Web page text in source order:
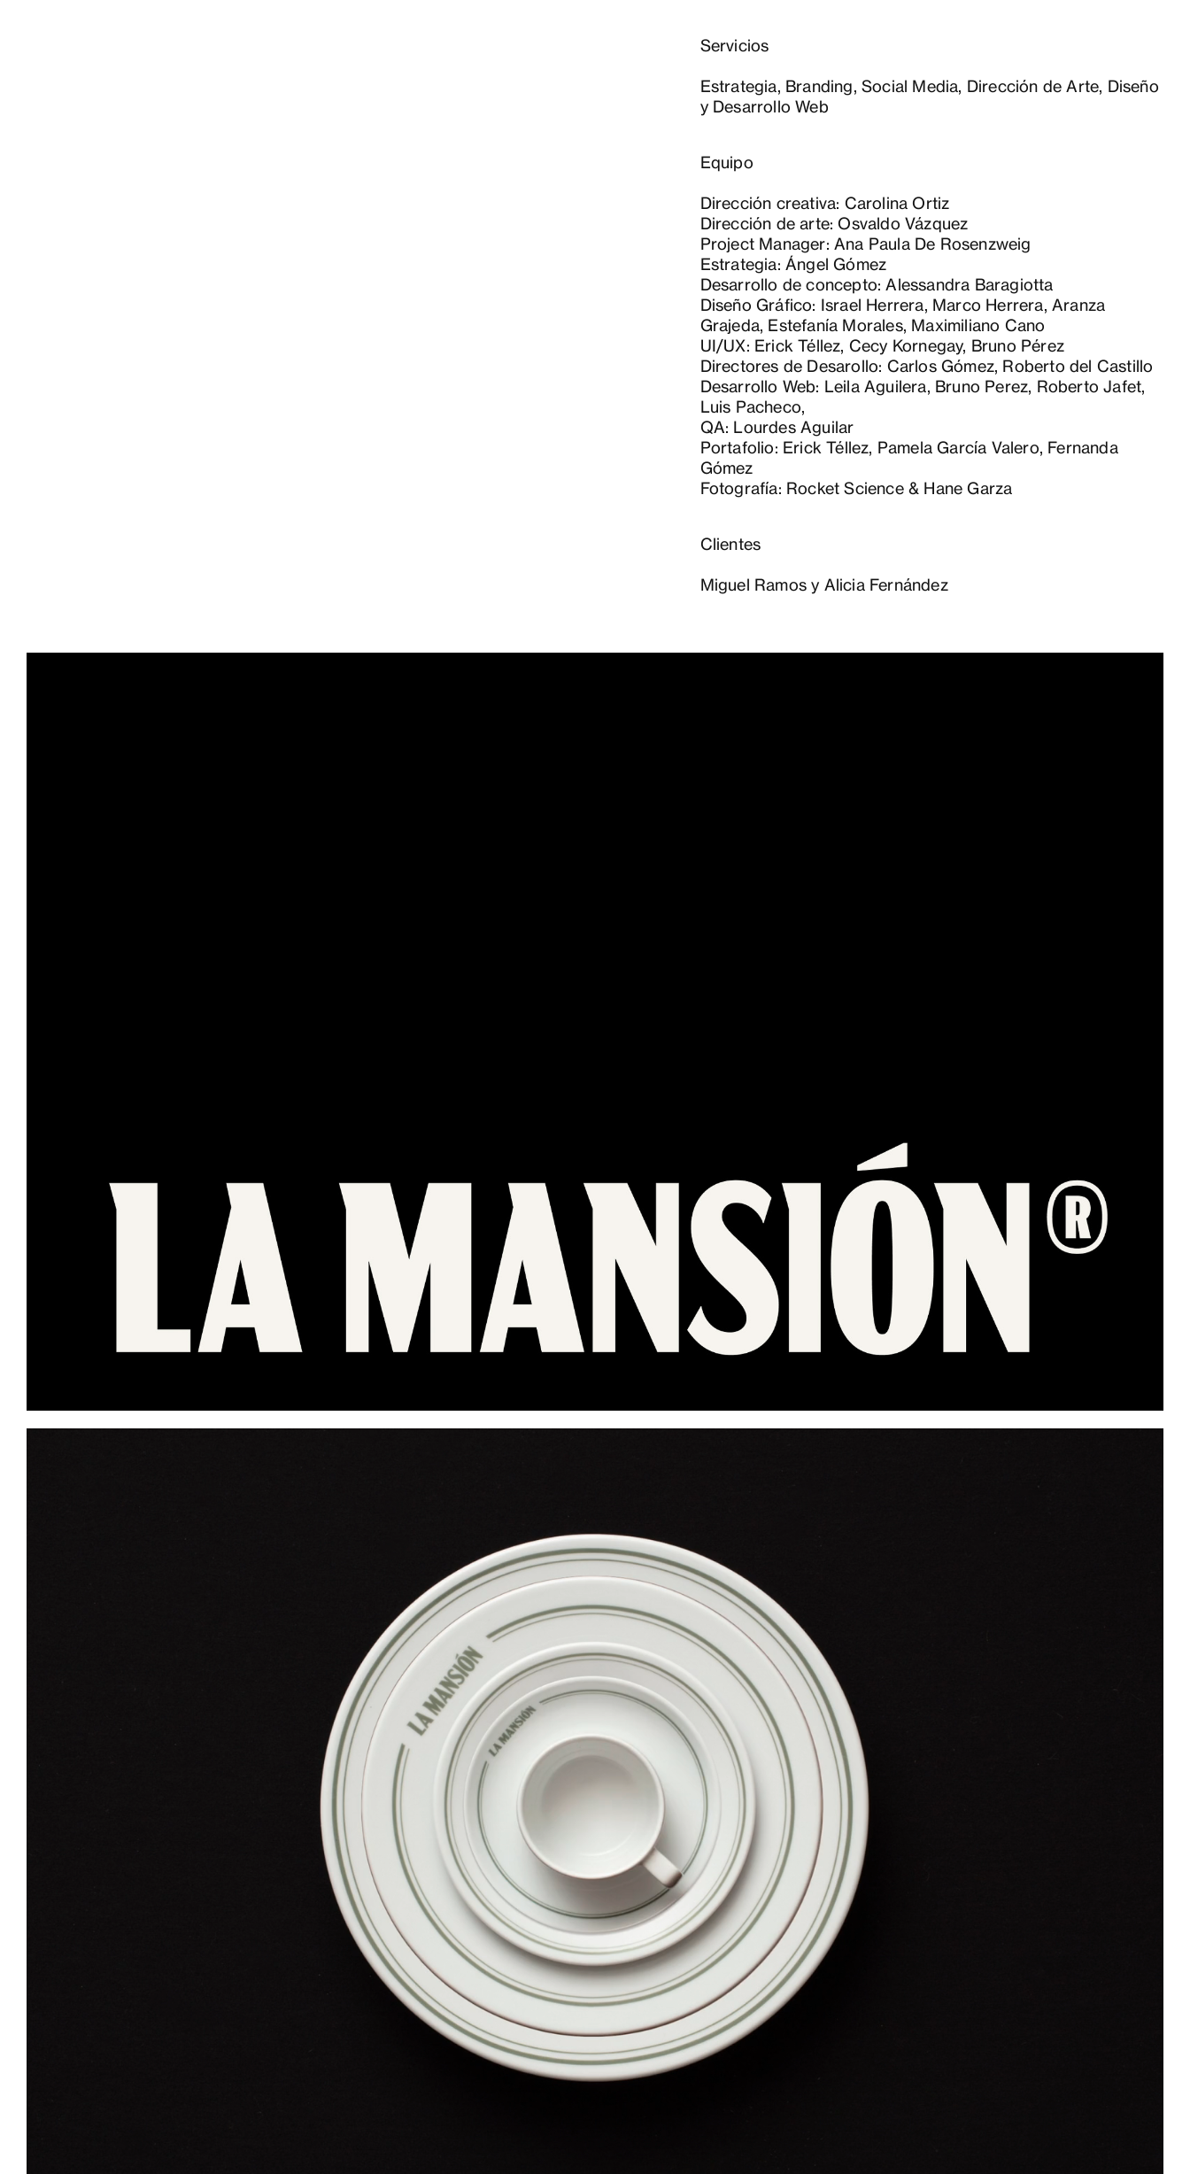
Servicios
Estrategia, Branding, Social Media, Dirección de Arte, Diseño
y Desarrollo Web
Equipo
Dirección creativa: Carolina Ortiz
Dirección de arte: Osvaldo Vázquez
Project Manager: Ana Paula De Rosenzweig
Estrategia: Ángel Gómez
Desarrollo de concepto: Alessandra Baragiotta
Diseño Gráfico: Israel Herrera, Marco Herrera, Aranza
Grajeda, Estefanía Morales, Maximiliano Cano
UI/UX: Erick Téllez, Cecy Kornegay, Bruno Pérez
Directores de Desarollo: Carlos Gómez, Roberto del Castillo
Desarrollo Web: Leila Aguilera, Bruno Perez, Roberto Jafet,
Luis Pacheco,
QA: Lourdes Aguilar
Portafolio: Erick Téllez, Pamela García Valero, Fernanda
Gómez
Fotografía: Rocket Science & Hane Garza
Clientes
Miguel Ramos y Alicia Fernández